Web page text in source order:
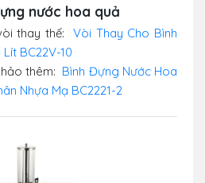
nước hoa quả
thay thế:Vòi Thay Cho Bình
BC22V-10
thêm: Bình Đựng Nước Hoa
Nhựa Mạ BC2221-2